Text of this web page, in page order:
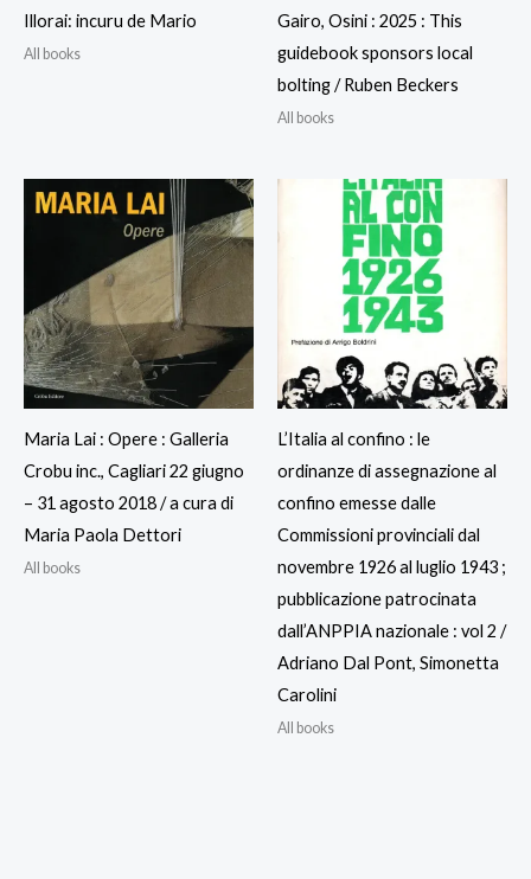
Illorai: incuru de Mario
All books
Gairo, Osini : 2025 : This
guidebook sponsors local
bolting / Ruben Beckers
All books
Maria Lai : Opere : Galleria
Crobu inc., Cagliari 22 giugno
– 31 agosto 2018 / a cura di
Maria Paola Dettori
All books
L’Italia al confino : le
ordinanze di assegnazione al
confino emesse dalle
Commissioni provinciali dal
novembre 1926 al luglio 1943 ;
pubblicazione patrocinata
dall’ANPPIA nazionale : vol 2 /
Adriano Dal Pont, Simonetta
Carolini
All books